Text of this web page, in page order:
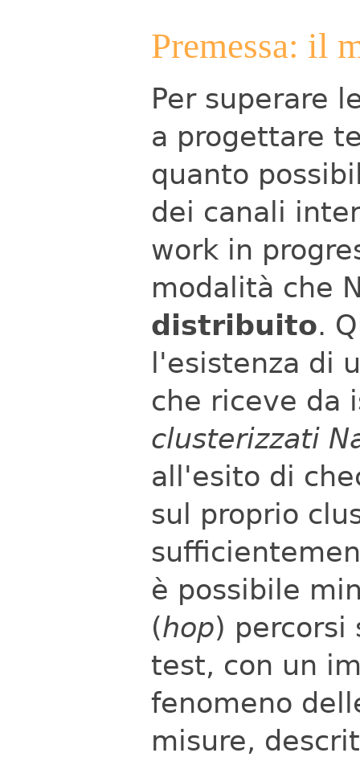
Premessa: il
Per superare
a progettare
quanto
dei canali
work in
modalità che
distribuito.
l'esistenza di
che riceve da
clusterizzati
all'esito di
sul proprio
è possibile
(hop) percorsi
test, con un
fenomeno
misure,